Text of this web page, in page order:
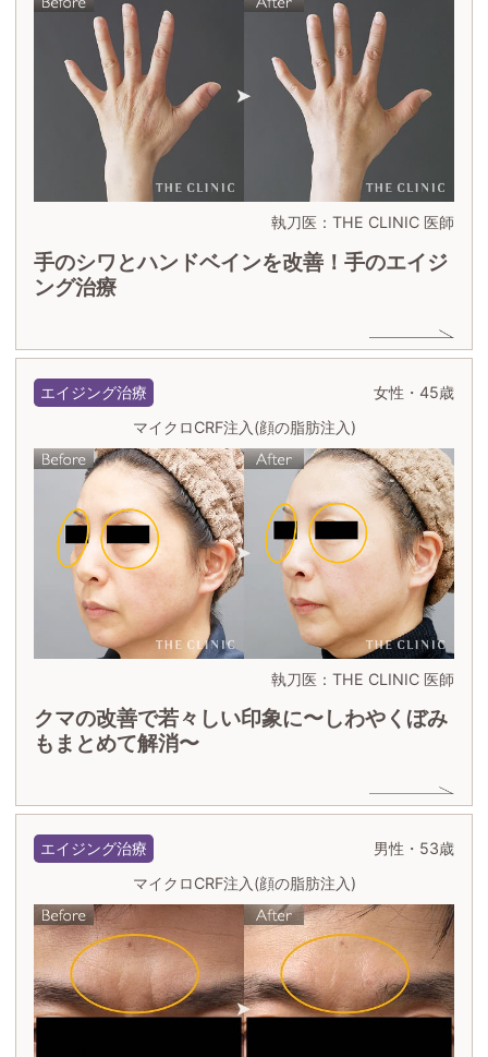
執刀医：THE CLINIC 医師
手のシワとハンドベインを改善！手のエイジ
ング治療
エイジング治療
女性・45歳
マイクロCRF注入(顔の脂肪注入)
執刀医：THE CLINIC 医師
クマの改善で若々しい印象に〜しわやくぼみ
もまとめて解消〜
エイジング治療
男性・53歳
マイクロCRF注入(顔の脂肪注入)